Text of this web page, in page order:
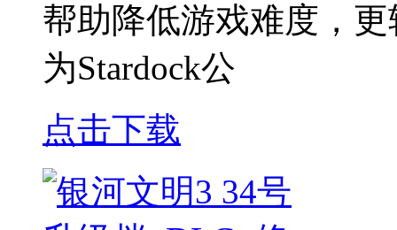
帮助降低游戏难度，
为Stardock公
点击下载